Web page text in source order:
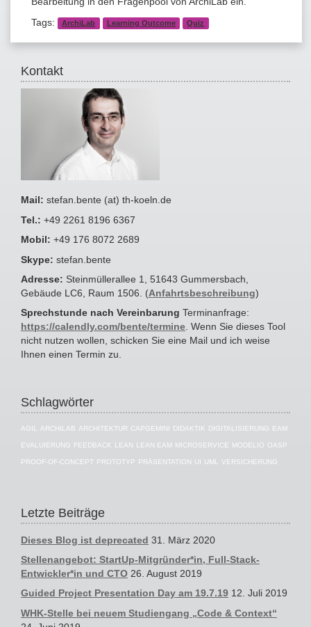
Tags:
ArchiLab Learning Outcome Quiz
Kontakt
Mail: stefan.bente (at) th-koeln.de
Tel.: +49 2261 8196 6367
Mobil: +49 176 8072 2689
Skype: stefan.bente
Adresse: Steinmüllerallee 1, 51643 Gummersbach,
Gebäude LC6, Raum 1506. (Anfahrtsbeschreibung)
Sprechstunde nach Vereinbarung Terminanfrage:
https://calendly.com/bente/termine. Wenn Sie dieses Tool
nicht nutzen wollen, schicken Sie eine Mail und ich weise
Ihnen einen Termin zu.
Schlagwörter
AGIL ARCHILAB ARCHITEKTUR CAPGEMINI DIDAKTIK DIGITALISIERUNG EAM
EVALUIERUNG FEEDBACK LEAN LEAN EAM MICROSERVICE MODELIO OASP
PROOF-OF-CONCEPT PROTOTYP PRÄSENTATION UI UML VERSICHERUNG
Letzte Beiträge
Dieses Blog ist deprecated 31. März 2020
Stellenangebot: StartUp-Mitgründer*in, Full-Stack-
Entwickler*in und CTO 26. August 2019
Guided Project Presentation Day am 19.7.19 12. Juli 2019
WHK-Stelle bei neuem Studiengang „Code & Context“